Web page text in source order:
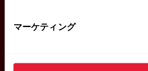
マーケティング